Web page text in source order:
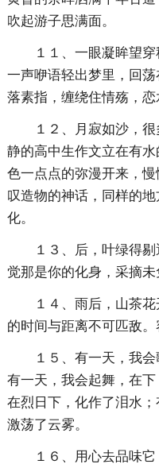
吹起游子思满面。
１１、一眼凝眸望
一声咿语轻出梦里，回
落素指，缠绕住情殇，恋
１２、月寂如沙，
静的高中生作文立在有
色一点点的弥漫开来，
叹造物的神话，同样的
化。
１３、后，叶绿得
觉那是你的化身，采摘未
１４、雨后，山茶
的时间与距离不可匹敌。
１５、有一天，我
有一天，我会起舞，在
在烈日下，化作了泪水
激荡了云雾。
１６、用心去品味